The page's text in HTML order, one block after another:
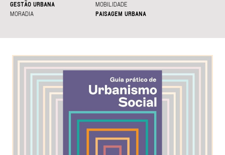
GESTÃO URBANA
MOBILIDADE
MORADIA
PAISAGEM URBANA